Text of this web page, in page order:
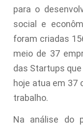
para o
social e
foram criadas
meio de 37
das Startups
hoje atua em 37
trabalho.
Na análise do